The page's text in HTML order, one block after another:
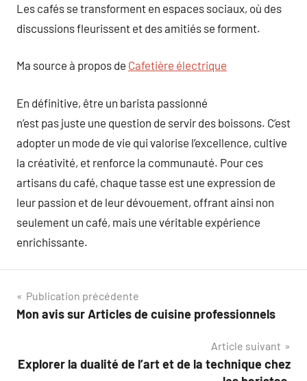
Les cafés se transforment en espaces sociaux, où des
discussions fleurissent et des amitiés se forment.
Ma source à propos de Cafetière électrique
En définitive, être un barista passionné
n’est pas juste une question de servir des boissons. C’est
adopter un mode de vie qui valorise l’excellence, cultive
la créativité, et renforce la communauté. Pour ces
artisans du café, chaque tasse est une expression de
leur passion et de leur dévouement, offrant ainsi non
seulement un café, mais une véritable expérience
enrichissante.
Navigation
de
Publication précédente
Mon avis sur Articles de cuisine professionnels
Article suivant
Explorer la dualité de l’art et de la technique chez